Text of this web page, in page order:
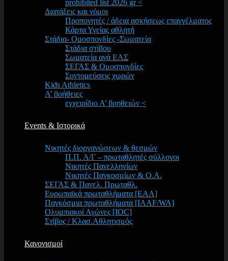
prohibited list 2026 gr <
Διατάξεις και νόμοι
Προπονητές / άδεια ασκήσεως επαγγέλματος
Κάρτα Υγείας αθλητή
Στάδια- Ομοσπονδίες -Σωματεία
Στάδια στίβου
Σωματεία ανά ΕΑΣ
ΣΕΓΑΣ & Ομοσπονδίες
Συντομεύσεις χωρών
Kids Athletics
Α’ βοήθειες
εγχειρίδιο Α’ βοηθειών <
Events & Ιστορικά
Νικητές διοργανώσεων & θεσμών
Π.Π. Α/Γ – πρωταθλητές σύλλογοι
Νικητές Πανελληνίων
Νικητές Παγκοσμίων & Ο.Α.
ΣΕΓΑΣ & Πανελ. Πρωταθλ.
Ευρωπαϊκά πρωταθλήματα [EAA]
Παγκόσμια πρωταθλήματα [IAAF/WA]
Ολυμπιακοί Αγώνες [IOC]
Στίβος / Κλασ.Αθλητισμός
Κανονισμοί